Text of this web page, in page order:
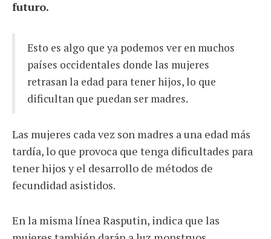
futuro.
Esto es algo que ya podemos ver en muchos
países occidentales donde las mujeres
retrasan la edad para tener hijos, lo que
dificultan que puedan ser madres.
Las mujeres cada vez son madres a una edad más
tardía, lo que provoca que tenga dificultades para
tener hijos y el desarrollo de métodos de
fecundidad asistidos.
En la misma línea Rasputin, indica que las